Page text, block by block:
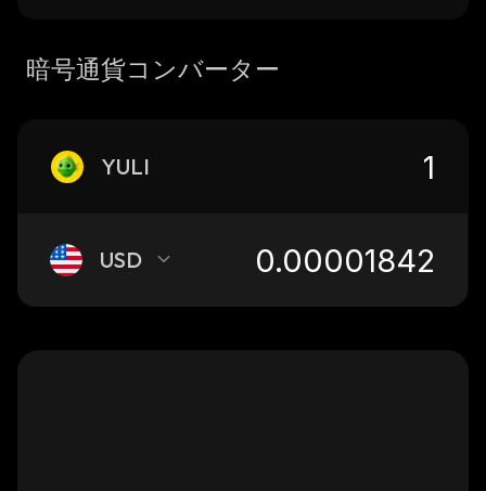
暗号通貨コンバーター
YULI
USD